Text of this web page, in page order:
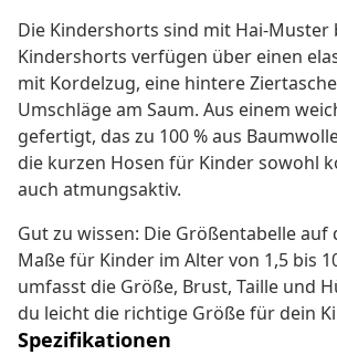
Die Kindershorts sind mit Hai-Muster
Kindershorts verfügen über einen
mit Kordelzug, eine hintere
Umschläge am Saum. Aus einem
gefertigt, das zu 100 % aus
die kurzen Hosen für Kinder sowohl
auch atmungsaktiv.
Gut zu wissen: Die Größentabelle auf
Maße für Kinder im Alter von 1,5 bis
umfasst die Größe, Brust, Taille und
du leicht die richtige Größe für dein
Spezifikationen